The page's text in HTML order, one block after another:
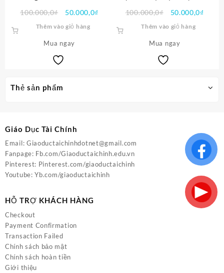
Thẻ sản phẩm
100.000,0₫
Giá
gốc
100.000,0₫.
50.000,0₫
Thêm vào giỏ hàng
Mua ngay
100.000,0₫
Giá
gốc
100.000,0₫.
50.000,0₫
Thêm vào giỏ hàng
Mua ngay
Giáo Dục Tài Chính
Email: Giaoductaichinhdotnet@gmail.com
Fanpage: Fb.com/Giaoductaichinh.edu.vn
Pinterest: Pinterest.com/giaoductaichinh
Youtube:Yb.com/giaoductaichinh
HỖ TRỢ KHÁCH HÀNG
Checkout
Payment Confirmation
Transaction Failed
Chính sách bảo mật
Chính sách hoàn tiền
Giới thiệu